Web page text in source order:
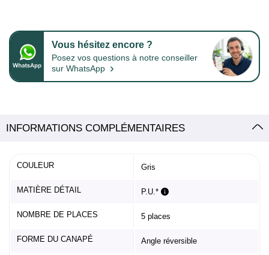
Vous hésitez encore ?
Posez vos questions à notre conseiller
sur WhatsApp ›
INFORMATIONS COMPLÉMENTAIRES
COULEUR Gris
MATIÈRE DÉTAIL P.U.*
NOMBRE DE PLACES 5 places
FORME DU CANAPÉ Angle réversible